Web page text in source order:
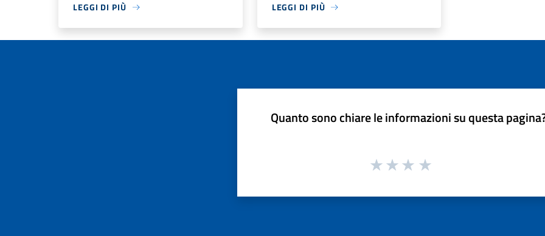
LEGGI DI PIÙ LEGGI DI PIÙ
Quanto sono chiare le informazioni su questa